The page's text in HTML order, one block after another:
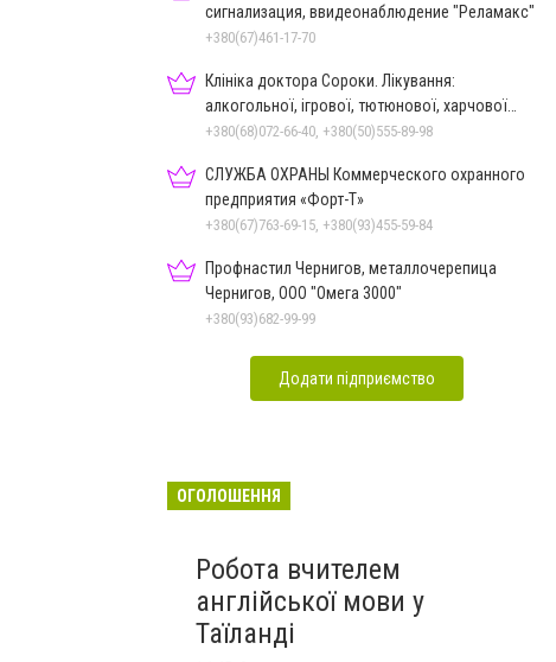
сигнализация, ввидеонаблюдение "Реламакс"
+380(67)461-17-70
Клініка доктора Сороки. Лікування:
алкогольної, ігрової, тютюнової, харчової
залежностей, неврозів т
+380(68)072-66-40, +380(50)555-89-98
СЛУЖБА ОХРАНЫ Коммерческого охранного
предприятия «Форт-Т»
+380(67)763-69-15, +380(93)455-59-84
Профнастил Чернигов, металлочерепица
Чернигов, ООО "Омега 3000"
+380(93)682-99-99
Додати підприємство
ОГОЛОШЕННЯ
Робота вчителем
англійської мови у
Таїланді